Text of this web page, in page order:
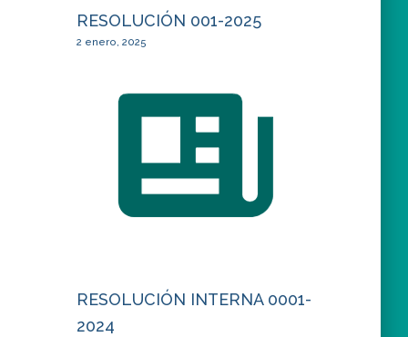
RESOLUCIÓN 001-2025
2 enero, 2025
RESOLUCIÓN INTERNA 0001-
2024